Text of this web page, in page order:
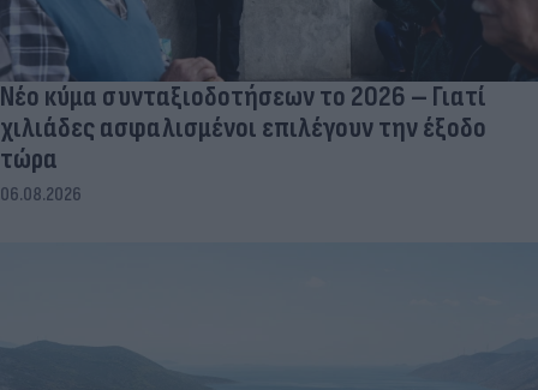
Νέο κύμα συνταξιοδοτήσεων το 2026 – Γιατί
χιλιάδες ασφαλισμένοι επιλέγουν την έξοδο
τώρα
06.08.2026